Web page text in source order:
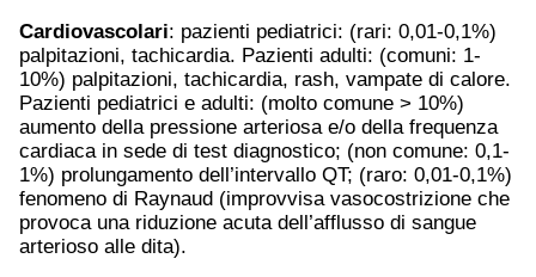
Cardiovascolari: pazienti pediatrici: (rari: 0,01-0,1%)
palpitazioni, tachicardia. Pazienti adulti: (comuni: 1-
10%) palpitazioni, tachicardia, rash, vampate di calore.
Pazienti pediatrici e adulti: (molto comune > 10%)
aumento della pressione arteriosa e/o della frequenza
cardiaca in sede di test diagnostico; (non comune: 0,1-
1%) prolungamento dell’intervallo QT; (raro: 0,01-0,1%)
fenomeno di Raynaud (improvvisa vasocostrizione che
provoca una riduzione acuta dell’afflusso di sangue
arterioso alle dita).